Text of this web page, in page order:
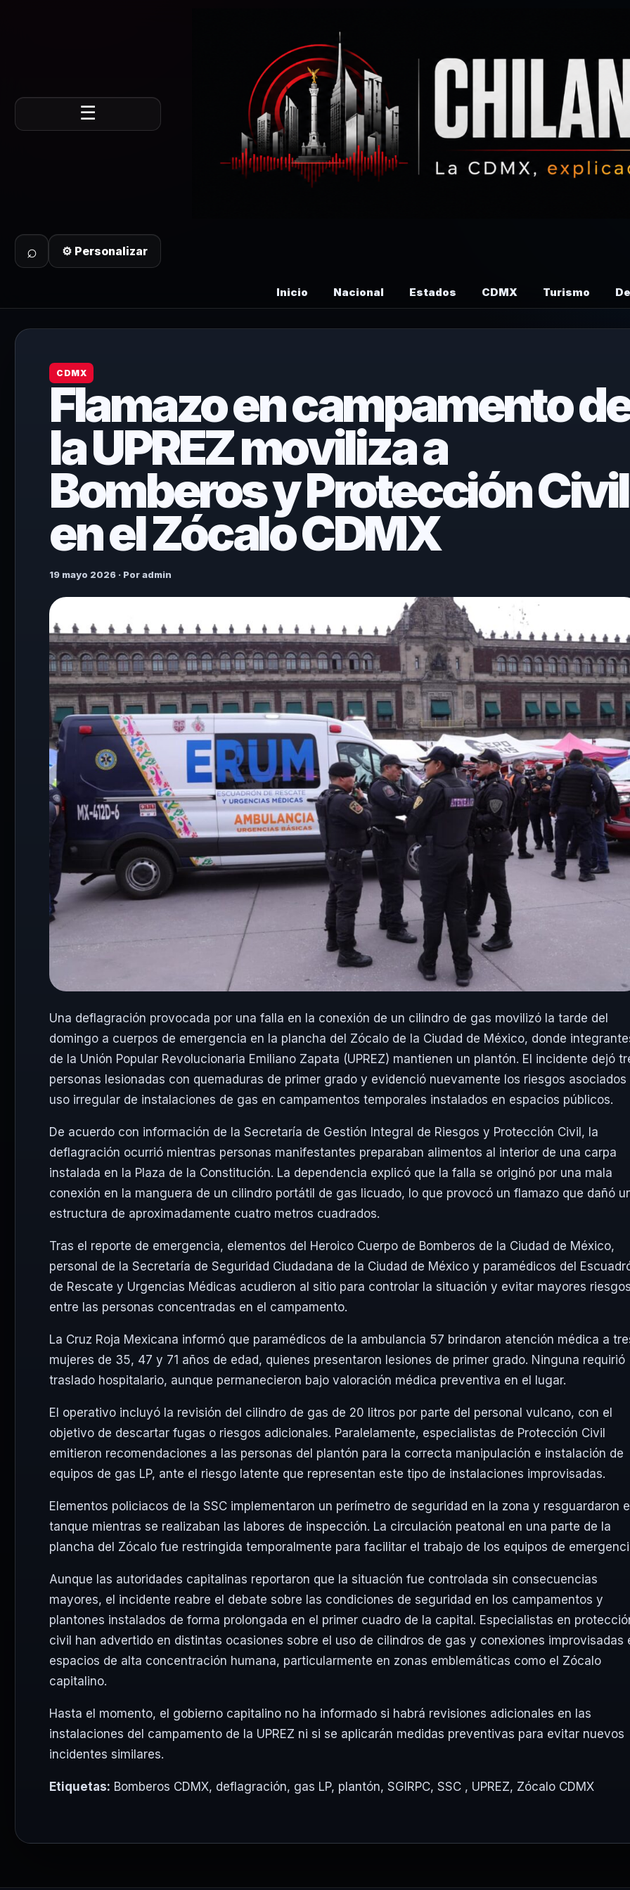
☰
⌕ ⚙ Personalizar
Inicio Nacional Estados CDMX Turismo
CDMX
Flamazo en campamento
la UPREZ moviliza a
Bomberos y Protección Civil
en el Zócalo CDMX
19 mayo 2026 · Por admin
Una deflagración provocada por una falla en la conexión de un cilindro de gas movilizó la tarde del
domingo a cuerpos de emergencia en la plancha del Zócalo de la Ciudad de México, donde
de la Unión Popular Revolucionaria Emiliano Zapata (UPREZ) mantienen un plantón. El incidente dejó
personas lesionadas con quemaduras de primer grado y evidenció nuevamente los riesgos asociados
uso irregular de instalaciones de gas en campamentos temporales instalados en espacios públicos.
De acuerdo con información de la Secretaría de Gestión Integral de Riesgos y Protección Civil , la
deflagración ocurrió mientras personas manifestantes preparaban alimentos al interior de una carpa
instalada en la Plaza de la Constitución. La dependencia explicó que la falla se originó por una mala
conexión en la manguera de un cilindro portátil de gas licuado, lo que provocó un flamazo que dañó
estructura de aproximadamente cuatro metros cuadrados.
Tras el reporte de emergencia, elementos del Heroico Cuerpo de Bomberos de la Ciudad de México,
personal de la Secretaría de Seguridad Ciudadana de la Ciudad de México y paramédicos del
de Rescate y Urgencias Médicas acudieron al sitio para controlar la situación y evitar mayores
entre las personas concentradas en el campamento.
La Cruz Roja Mexicana informó que paramédicos de la ambulancia 57 brindaron atención médica a
mujeres de 35, 47 y 71 años de edad, quienes presentaron lesiones de primer grado. Ninguna requirió
traslado hospitalario, aunque permanecieron bajo valoración médica preventiva en el lugar.
El operativo incluyó la revisión del cilindro de gas de 20 litros por parte del personal vulcano, con el
objetivo de descartar fugas o riesgos adicionales. Paralelamente, especialistas de Protección Civil
emitieron recomendaciones a las personas del plantón para la correcta manipulación e instalación de
equipos de gas LP, ante el riesgo latente que representan este tipo de instalaciones improvisadas.
Elementos policiacos de la SSC implementaron un perímetro de seguridad en la zona y resguardaron
tanque mientras se realizaban las labores de inspección. La circulación peatonal en una parte de la
plancha del Zócalo fue restringida temporalmente para facilitar el trabajo de los equipos de
Aunque las autoridades capitalinas reportaron que la situación fue controlada sin consecuencias
mayores, el incidente reabre el debate sobre las condiciones de seguridad en los campamentos y
plantones instalados de forma prolongada en el primer cuadro de la capital. Especialistas en
civil han advertido en distintas ocasiones sobre el uso de cilindros de gas y conexiones improvisadas
espacios de alta concentración humana, particularmente en zonas emblemáticas como el Zócalo
capitalino.
Hasta el momento, el gobierno capitalino no ha informado si habrá revisiones adicionales en las
instalaciones del campamento de la UPREZ ni si se aplicarán medidas preventivas para evitar nuevos
incidentes similares.
Etiquetas: Bomberos CDMX, deflagración, gas LP, plantón, SGIRPC, SSC , UPREZ, Zócalo CDMX